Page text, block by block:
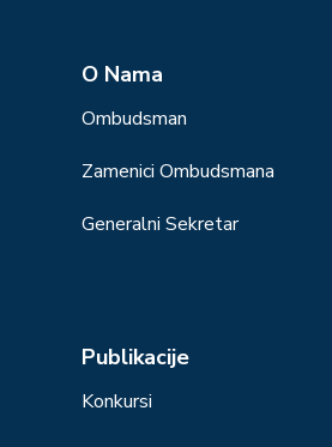
О Nama
Ombudsman
Zamenici Ombudsmana
Generalni Sekretar
Publikacije
Konkursi